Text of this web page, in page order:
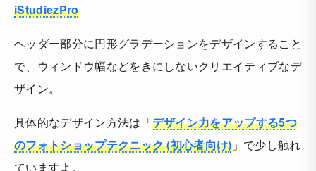
iStudiezPro
ヘッダー部分に円形グラデーションをデザインすること
で、ウィンドウ幅などをきにしないクリエイティブなデ
ザイン。
具体的なデザイン方法は「デザイン力をアップする5つ
のフォトショップテクニック (初心者向け)」で少し触れ
ていますよ。